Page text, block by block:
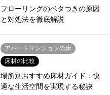
フローリングのベタつきの原因
と対処法を徹底解説
アパートマンションの床
床材の比較
場所別おすすめ床材ガイド：快
適な生活空間を実現する秘訣